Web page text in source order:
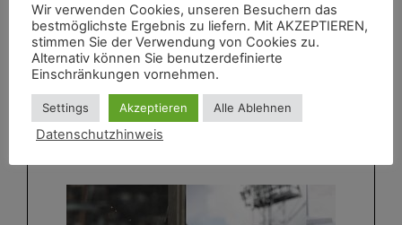
Mehr erfahren!
Mit Tablet
Wir verwenden Cookies, unseren Besuchern das
bestmöglichste Ergebnis zu liefern. Mit AKZEPTIEREN,
stimmen Sie der Verwendung von Cookies zu.
Alternativ können Sie benutzerdefinierte
Einschränkungen vornehmen.
Settings Akzeptieren Alle Ablehnen
Datenschutzhinweis